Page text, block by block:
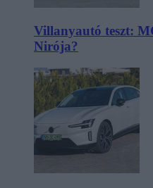
Villanyautó teszt:
Nirója?